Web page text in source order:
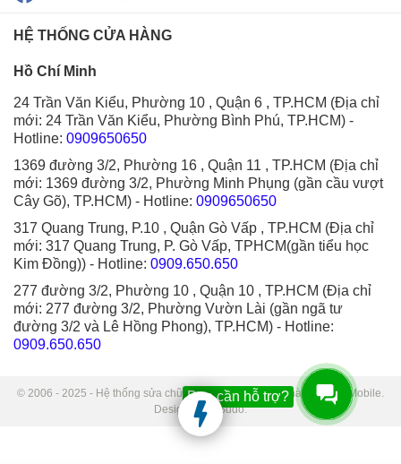
HỆ THỐNG CỬA HÀNG
Hồ Chí Minh
24 Trần Văn Kiểu, Phường 10 , Quận 6 , TP.HCM (Địa chỉ
mới: 24 Trần Văn Kiểu, Phường Bình Phú, TP.HCM) -
Hotline: 0909650650
1369 đường 3/2, Phường 16 , Quận 11 , TP.HCM (Địa chỉ
mới: 1369 đường 3/2, Phường Minh Phụng (gần cầu vượt
Cây Gõ), TP.HCM) - Hotline: 0909650650
317 Quang Trung, P.10 , Quận Gò Vấp , TP.HCM (Địa chỉ
mới: 317 Quang Trung, P. Gò Vấp, TPHCM(gần tiểu học
Kim Đồng)) - Hotline: 0909.650.650
277 đường 3/2, Phường 10 , Quận 10 , TP.HCM (Địa chỉ
mới: 277 đường 3/2, Phường Vườn Lài (gần ngã tư
đường 3/2 và Lê Hồng Phong), TP.HCM) - Hotline:
0909.650.650
© 2006 - 2025 - Hệ thống sửa chữa điện thoại di động Thành Trung Mobile.
Designed by Sudo.
Bạn cần hỗ trợ?